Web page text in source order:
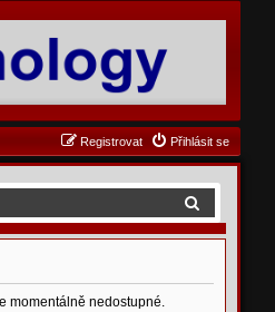
Přihlásit se
Registrovat
d
momentálně nedostupné.